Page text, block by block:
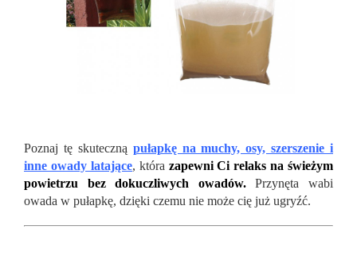
Poznaj tę skuteczną pułapkę na muchy, osy, szerszenie i
inne owady latające, która zapewni Ci relaks na świeżym
powietrzu bez dokuczliwych owadów.
Przynęta wabi
owada w pułapkę, dzięki czemu nie może cię już ugryźć.